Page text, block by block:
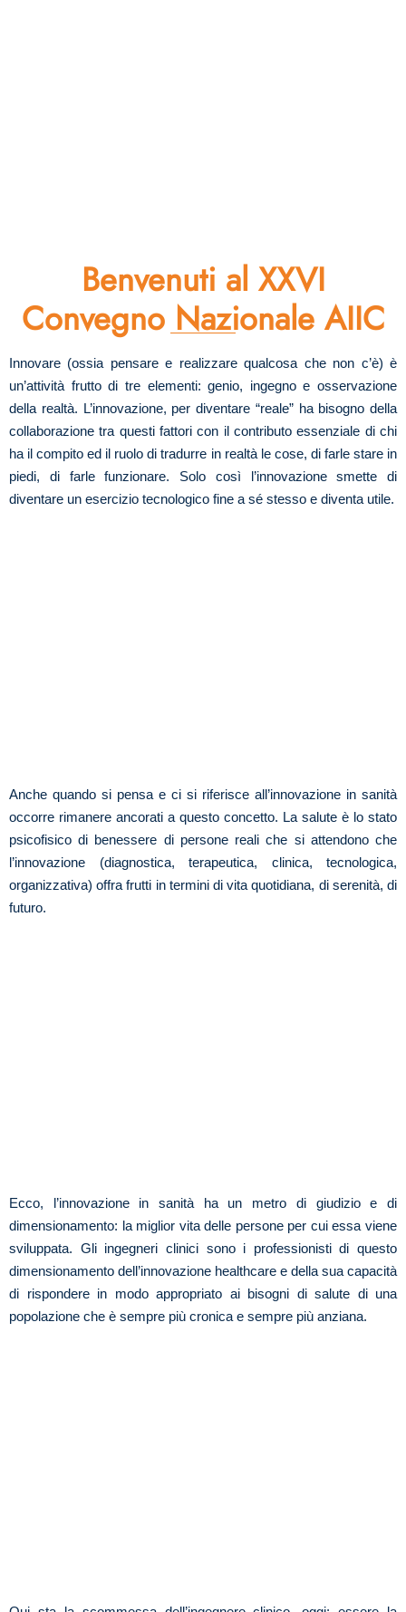
Benvenuti al XXVI
Convegno Nazionale AIIC
Innovare (ossia pensare e realizzare qualcosa che non c’è) è
un’attività frutto di tre elementi: genio, ingegno e osservazione
della realtà. L’innovazione, per diventare “reale” ha bisogno della
collaborazione tra questi fattori con il contributo essenziale di chi
ha il compito ed il ruolo di tradurre in realtà le cose, di farle stare in
piedi, di farle funzionare. Solo così l’innovazione smette di
diventare un esercizio tecnologico fine a sé stesso e diventa utile.
Anche quando si pensa e ci si riferisce all’innovazione in sanità
occorre rimanere ancorati a questo concetto. La salute è lo stato
psicofisico di benessere di persone reali che si attendono che
l’innovazione (diagnostica, terapeutica, clinica, tecnologica,
organizzativa) offra frutti in termini di vita quotidiana, di serenità, di
futuro.
Ecco, l’innovazione in sanità ha un metro di giudizio e di
dimensionamento: la miglior vita delle persone per cui essa viene
sviluppata. Gli ingegneri clinici sono i professionisti di questo
dimensionamento dell’innovazione healthcare e della sua capacità
di rispondere in modo appropriato ai bisogni di salute di una
popolazione che è sempre più cronica e sempre più anziana.